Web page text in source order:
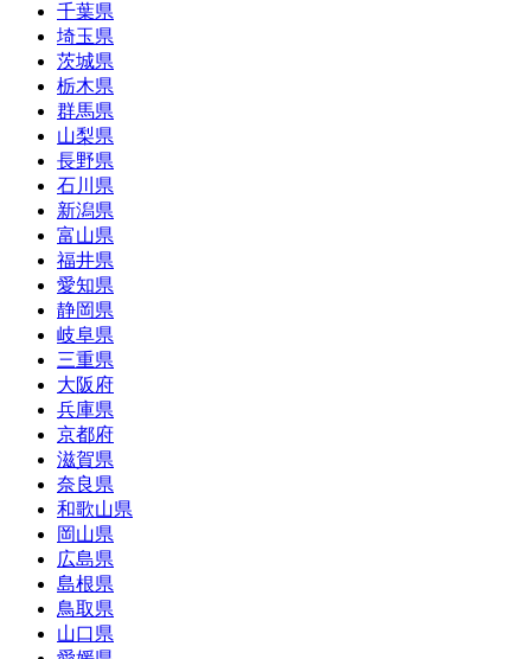
千葉県
埼玉県
茨城県
栃木県
群馬県
山梨県
長野県
石川県
新潟県
富山県
福井県
愛知県
静岡県
岐阜県
三重県
大阪府
兵庫県
京都府
滋賀県
奈良県
和歌山県
岡山県
広島県
島根県
鳥取県
山口県